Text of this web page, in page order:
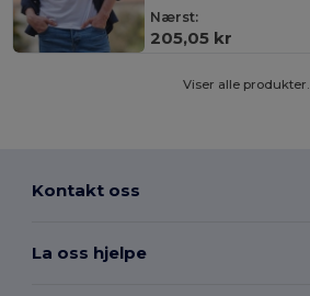
Nærst:
205,05 kr
Viser alle produkter.
Kontakt oss
La oss hjelpe